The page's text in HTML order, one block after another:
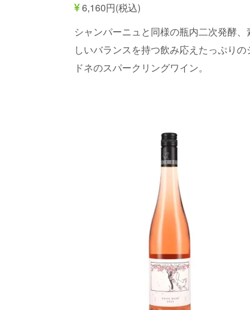
6,160円(税込)
シャンパーニュと同様の瓶内二次発酵、
しいバランスを持つ飲み応えたっぷりの
ドネのスパークリングワイン。